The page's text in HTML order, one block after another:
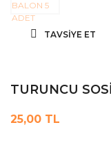
TAVSIYE ET
TURUNCU
25,00 TL